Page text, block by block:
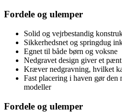
Fordele og ulemper
Solid og vejrbestandig
Sikkerhedsnet og springdug
Egnet til både børn og voksne
Nedgravet design giver et
Kræver nedgravning, hvilket
Fast placering i haven gør den
modeller
Fordele og ulemper